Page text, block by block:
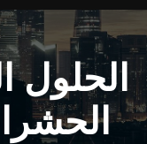
الحلول